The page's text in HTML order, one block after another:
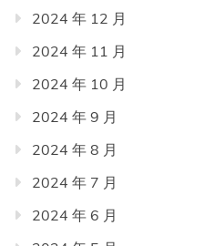
2024 年 12 月
2024 年 11 月
2024 年 10 月
2024 年 9 月
2024 年 8 月
2024 年 7 月
2024 年 6 月